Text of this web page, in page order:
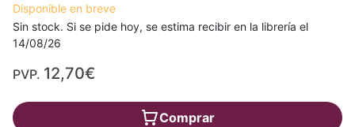
Disponible en breve
Sin stock. Si se pide hoy, se estima recibir en la librería el
14/08/26
PVP. 12,70€
Comprar